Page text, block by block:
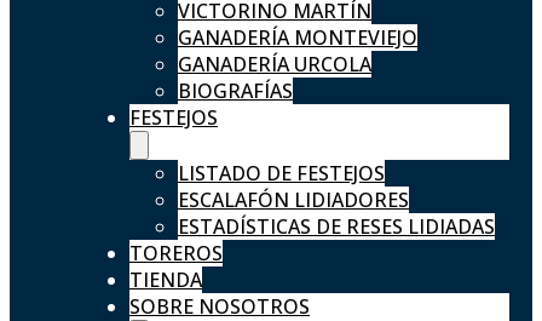
VICTORINO MARTÍN
GANADERÍA MONTEVIEJO
GANADERÍA URCOLA
BIOGRAFÍAS
FESTEJOS
LISTADO DE FESTEJOS
ESCALAFÓN LIDIADORES
ESTADÍSTICAS DE RESES LIDIADAS
TOREROS
TIENDA
SOBRE NOSOTROS